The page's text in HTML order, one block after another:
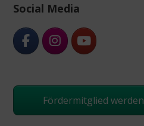
Social Media
Fördermitglied werden